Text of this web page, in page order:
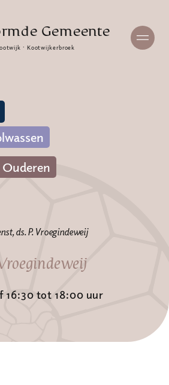
Gemeente
· Kootwijkerbroek
Ouderen
ds. P. Vroegindeweij
16:30 tot 18:00 uur